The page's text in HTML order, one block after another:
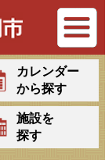
カレンダー
から探す
施設を
探す